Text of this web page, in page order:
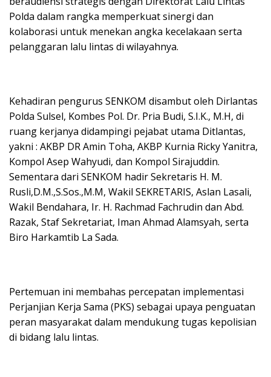
k p
ss
Polda dalam rangka memperkuat sinergi dan
kolaborasi untuk menekan angka kecelakaan serta
pelanggaran lalu lintas di wilayahnya.
Kehadiran pengurus SENKOM disambut oleh Dirlantas
Polda Sulsel, Kombes Pol. Dr. Pria Budi, S.I.K., M.H, di
ruang kerjanya didampingi pejabat utama Ditlantas,
yakni : AKBP DR Amin Toha, AKBP Kurnia Ricky Yanitra,
Kompol Asep Wahyudi, dan Kompol Sirajuddin.
Sementara dari SENKOM hadir Sekretaris H. M.
Rusli,D.M.,S.Sos.,M.M, Wakil SEKRETARIS, Aslan Lasali,
Wakil Bendahara, Ir. H. Rachmad Fachrudin dan Abd.
Razak, Staf Sekretariat, Iman Ahmad Alamsyah, serta
Biro Harkamtib La Sada.
Pertemuan ini membahas percepatan implementasi
Perjanjian Kerja Sama (PKS) sebagai upaya penguatan
peran masyarakat dalam mendukung tugas kepolisian
di bidang lalu lintas.